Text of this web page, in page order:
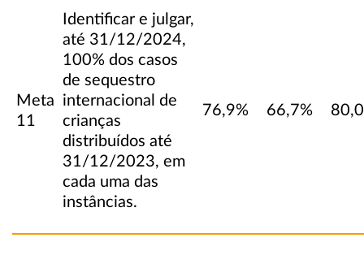
Meta
11
Identificar e julgar,
até 31/12/2024,
100% dos casos
de sequestro
internacional de
crianças
distribuídos até
31/12/2023, em
cada uma das
instâncias.
76,9% 66,7%